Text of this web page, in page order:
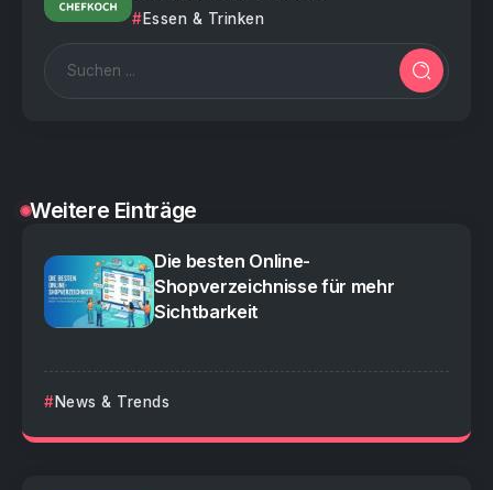
Essen & Trinken
Weitere Einträge
Die besten Online-
Shopverzeichnisse für mehr
Sichtbarkeit
News & Trends